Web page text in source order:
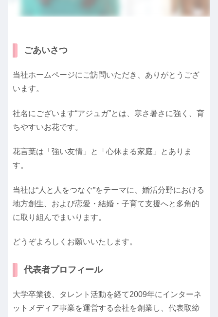
ごあいさつ
当社ホームページにご訪問いただき、ありがとうござ
います。
社名にございます“アジュガ”とは、寒さ暑さに強く、育
ちやすいお花です。
花言葉は「強い友情」と「心休まる家庭」とありま
す。
当社は“人と人をつなぐ”をテーマに、 婚活分野における
地方創生、および恋愛・結婚・子育て支援へと多角的
に取り組んでまいります。
どうぞよろしくお願いいたします。
代表者プロフィール
大学卒業後、タレント活動を経て2009年にインターネ
ットメディア事業を運営する会社を創業し、代表取締